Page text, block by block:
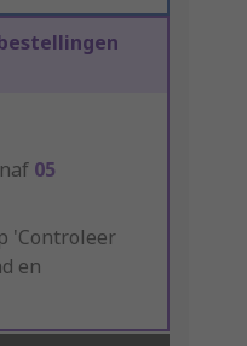
05
'Controleer
en